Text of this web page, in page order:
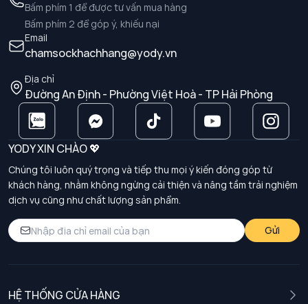
Bấm phím 1 để được tư vấn mua hàng
Bấm phím 2 để góp ý, khiếu nại
Email
chamsockhachhang@yody.vn
Địa chỉ
Đường An Định - Phường Việt Hoà - TP Hải Phòng
YODY XIN CHÀO 💖
Chúng tôi luôn quý trọng và tiếp thu mọi ý kiến đóng góp từ
khách hàng, nhằm không ngừng cải thiện và nâng tầm trải nghiệm
dịch vụ cũng như chất lượng sản phẩm.
Gửi
HỆ THỐNG CỬA HÀNG